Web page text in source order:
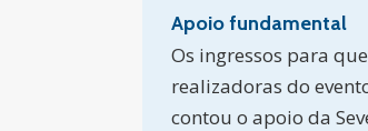
Apoio fundamental
Os ingressos para
realizadoras do
contou o apoio da